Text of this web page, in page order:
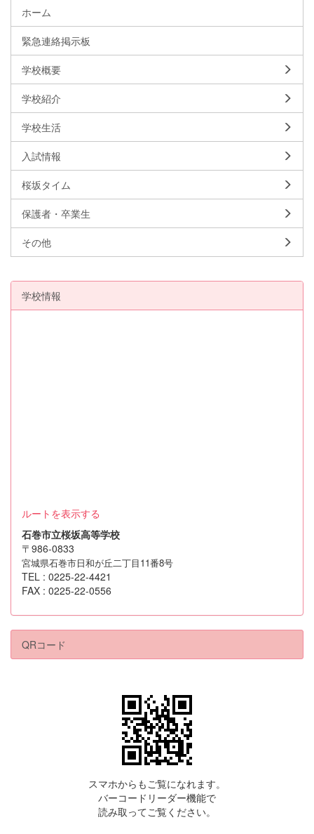
ホーム
緊急連絡掲示板
学校概要
学校紹介
学校生活
入試情報
桜坂タイム
保護者・卒業生
その他
学校情報
ルートを表示する
石巻市立桜坂高等学校
〒986-0833
宮城県石巻市日和が丘二丁目11番8号
TEL : 0225-22-4421
FAX : 0225-22-0556
QRコード
スマホからもご覧になれます。
バーコードリーダー機能で
読み取ってご覧ください。